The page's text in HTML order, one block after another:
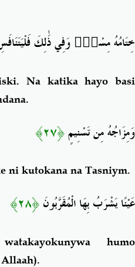
خِتَامُهُ مِسْكٌ وَفِي ذَٰلِكَ
Na katika hayo basi
وَمِزَاجُهُ مِن تَسْنِيمٍ﴿٢٧﴾
ni kutokana na Tasniym.
عَيْنًا يَشْرَبُ بِهَا الْمُقَرَّبُونَ﴿٢٨﴾
humo